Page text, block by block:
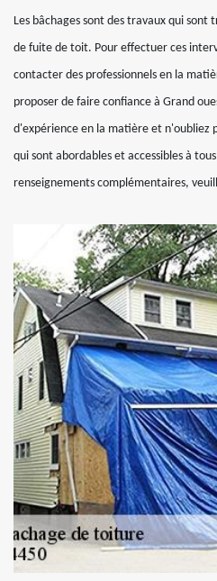
Les bâchages sont des travaux qui sont
de fuite de toit. Pour effectuer ces
contacter des professionnels en la
proposer de faire confiance à Grand
d'expérience en la matière et n'oubliez
qui sont abordables et accessibles à
renseignements complémentaires,